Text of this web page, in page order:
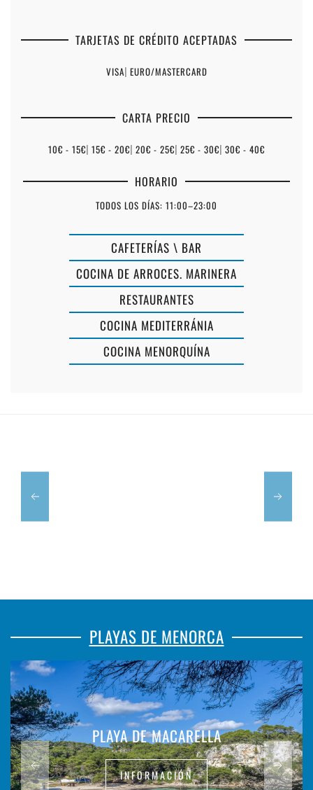
TARJETAS DE CRÉDITO ACEPTADAS
VISA| EURO/MASTERCARD
CARTA PRECIO
10€ - 15€| 15€ - 20€| 20€ - 25€| 25€ - 30€| 30€ - 40€
HORARIO
TODOS LOS DÍAS: 11:00–23:00
CAFETERÍAS \ BAR
COCINA DE ARROCES. MARINERA
RESTAURANTES
COCINA MEDITERRÁNIA
COCINA MENORQUÍNA
PLAYAS DE MENORCA
PLAYA DE MACARELLA
INFORMACIÓN